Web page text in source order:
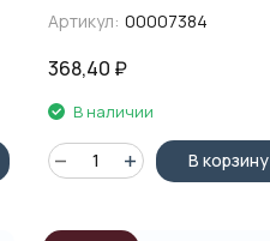
Артикул: 00007384
368,40 ₽
В наличии
В корзину